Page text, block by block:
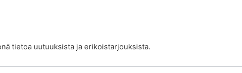
tietoa uutuuksista ja erikoistarjouksista.